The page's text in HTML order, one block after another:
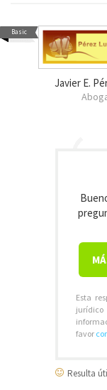
Basic
Javier E.
Esta
favor
Resulta